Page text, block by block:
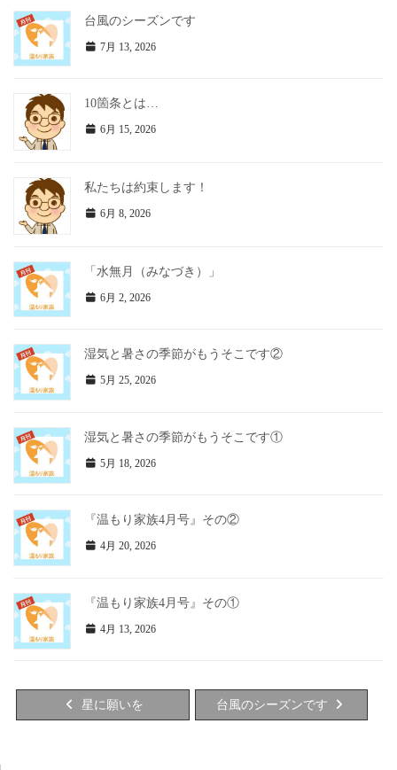
台風のシーズンです
7月 13, 2026
10箇条とは…
6月 15, 2026
私たちは約束します！
6月 8, 2026
「水無月（みなづき）」
6月 2, 2026
湿気と暑さの季節がもうそこです②
5月 25, 2026
湿気と暑さの季節がもうそこです①
5月 18, 2026
『温もり家族4月号』その②
4月 20, 2026
『温もり家族4月号』その①
4月 13, 2026
星に願いを 台風のシーズンです